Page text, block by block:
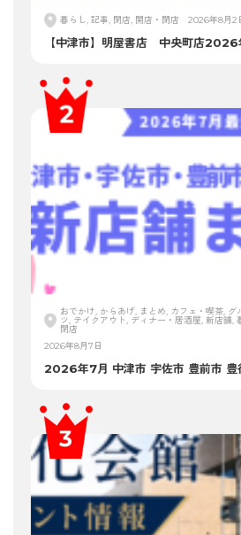
暮らし, 記事, 閉店, 開店・閉店 2026年8月2
【中津市】明屋書店 中央町店
おでかけ, からあげ, まとめ, カフェ・喫茶, グ
ツ, テイクアウト, ディナー・居酒屋, 新店舗,
閉店
2026年8月7日
2026年7月 中津市 宇佐市 豊前市 豊